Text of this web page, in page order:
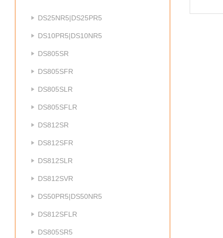
DS25NR5|DS25PR5
DS10PR5|DS10NR5
DS805SR
DS805SFR
DS805SLR
DS805SFLR
DS812SR
DS812SFR
DS812SLR
DS812SVR
DS50PR5|DS50NR5
DS812SFLR
DS805SR5